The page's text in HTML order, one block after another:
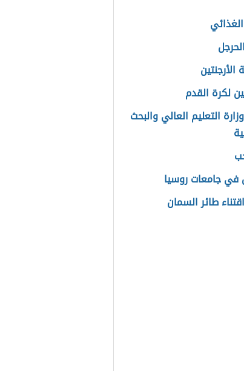
لكرة القدم
التعليم العالي والبحث
في جامعات روسيا
طائر السمان